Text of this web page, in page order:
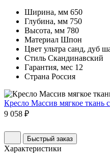
Ширина, мм 650
Глубина, мм 750
Высота, мм 780
Материал Шпон
Цвет ультра санд, дуб
Стиль Скандинавский
Гарантия, мес 12
Страна Россия
Кресло Массив мягкое ткань
9 058 ₽
Быстрый заказ
Характеристики